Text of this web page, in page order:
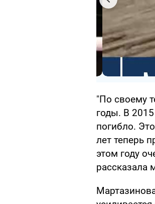
"По своему
годы. В
погибло.
лет теперь
этом году
рассказала